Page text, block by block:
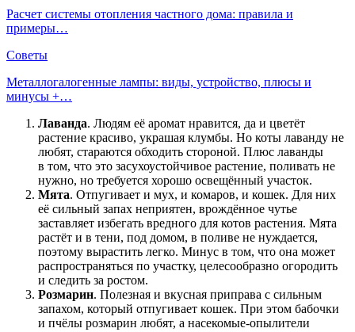
Расчет системы отопления частного дома: правила и
примеры…
Советы
Металлогалогенные лампы: виды, устройство, плюсы и
минусы +…
Лаванда. Людям её аромат нравится, да и цветёт
растение красиво, украшая клумбы. Но коты лаванду не
любят, стараются обходить стороной. Плюс лаванды
в том, что это засухоустойчивое растение, поливать не
нужно, но требуется хорошо освещённый участок.
Мята. Отпугивает и мух, и комаров, и кошек. Для них
её сильный запах неприятен, врождённое чутье
заставляет избегать вредного для котов растения. Мята
растёт и в тени, под домом, в поливе не нуждается,
поэтому вырастить легко. Минус в том, что она может
распространяться по участку, целесообразно огородить
и следить за ростом.
Розмарин. Полезная и вкусная приправа с сильным
запахом, который отпугивает кошек. При этом бабочки
и пчёлы розмарин любят, а насекомые-опылители